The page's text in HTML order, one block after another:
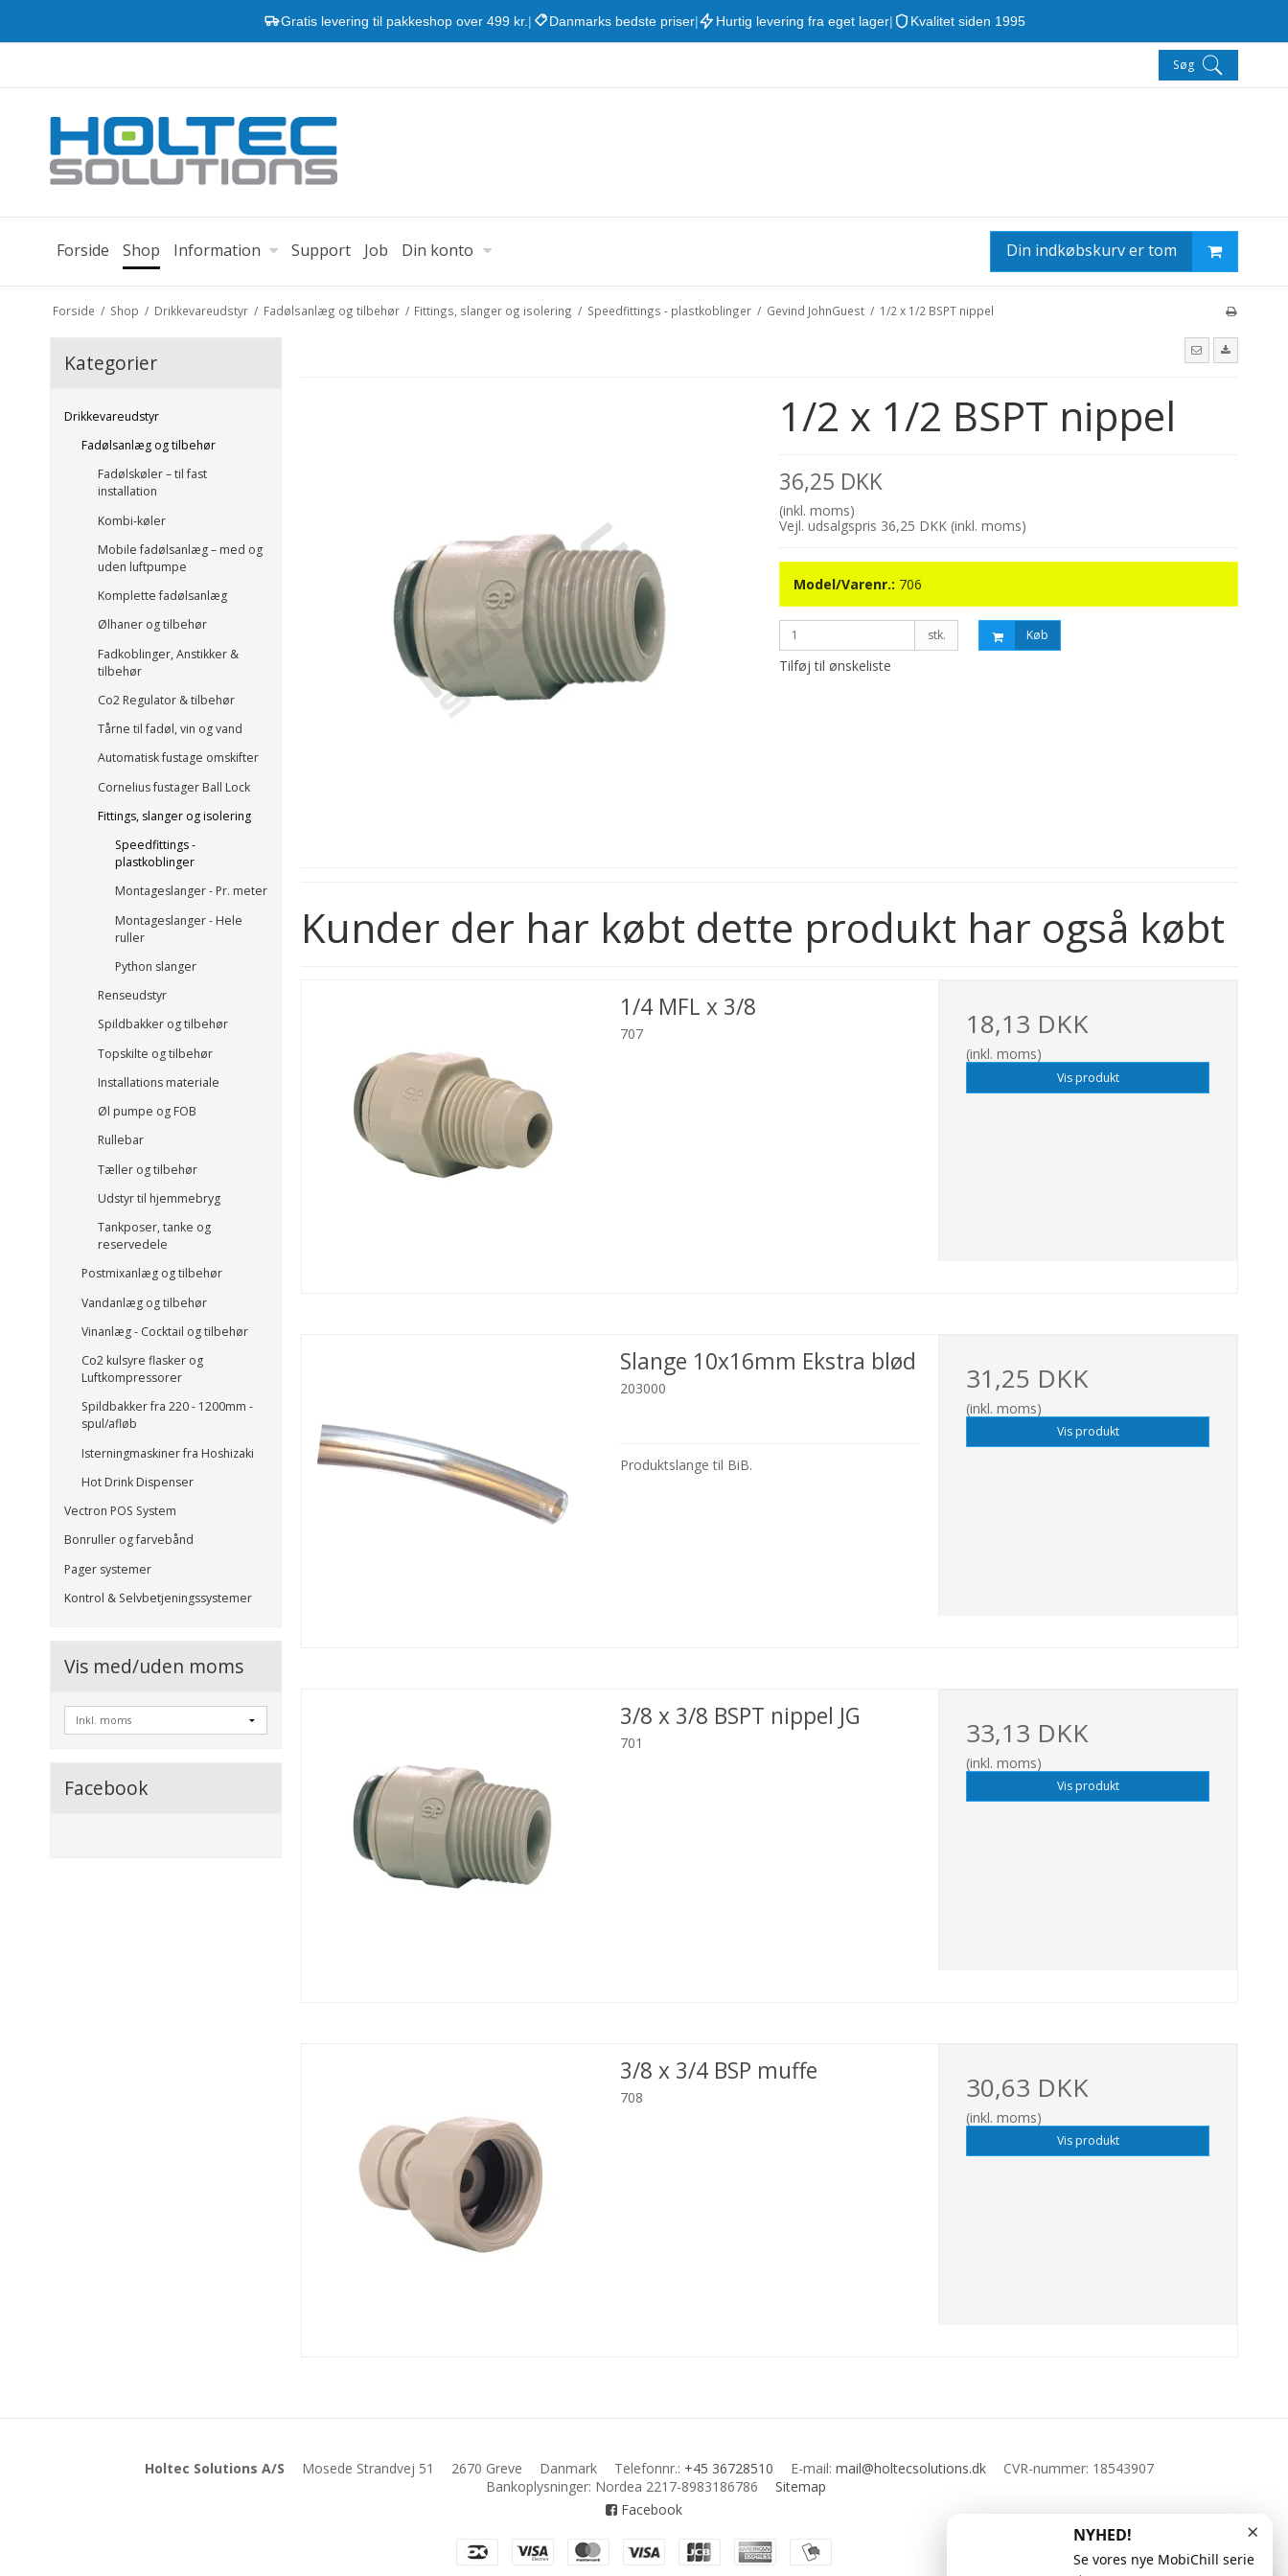
Gratis levering til pakkeshop over 499 kr. | Danmarks bedste priser| Hurtig levering fra eget lager| Kvalitet siden 1995
Søg
Forside Shop Information Support Job Din konto Din indkøbskurv er tom
Forside / Shop / Drikkevareudstyr / Fadølsanlæg og tilbehør / Fittings, slanger og isolering / Speedfittings - plastkoblinger / Gevind JohnGuest / 1/2 x 1/2 BSPT nippel
Kategorier
Drikkevareudstyr
Fadølsanlæg og tilbehør
Fadølskøler – til fast
installation
Kombi-køler
Mobile fadølsanlæg – med og
uden luftpumpe
Komplette fadølsanlæg
Ølhaner og tilbehør
Fadkoblinger, Anstikker &
tilbehør
Co2 Regulator & tilbehør
Tårne til fadøl, vin og vand
Automatisk fustage omskifter
Cornelius fustager Ball Lock
Fittings, slanger og isolering
Speedfittings -
plastkoblinger
Montageslanger - Pr. meter
Montageslanger - Hele
ruller
Python slanger
Renseudstyr
Spildbakker og tilbehør
Topskilte og tilbehør
Installations materiale
Øl pumpe og FOB
Rullebar
Tæller og tilbehør
Udstyr til hjemmebryg
Tankposer, tanke og
reservedele
Postmixanlæg og tilbehør
Vandanlæg og tilbehør
Vinanlæg - Cocktail og tilbehør
Co2 kulsyre flasker og
Luftkompressorer
Spildbakker fra 220 - 1200mm -
spul/afløb
Isterningmaskiner fra Hoshizaki
Hot Drink Dispenser
Vectron POS System
Bonruller og farvebånd
Pager systemer
Kontrol & Selvbetjeningssystemer
Vis med/uden moms
Facebook
1/2 x 1/2 BSPT nippel
36,25 DKK
(inkl. moms)
Vejl. udsalgspris 36,25 DKK (inkl. moms)
Model/Varenr.: 706
stk. Køb
Tilføj til ønskeliste
Kunder der har købt dette produkt har også købt
1/4 MFL x 3/8
707 18,13 DKK
(inkl. moms)
Vis produkt
Slange 10x16mm Ekstra blød
203000
Produktslange til BiB.
31,25 DKK
(inkl. moms)
Vis produkt
3/8 x 3/8 BSPT nippel JG
701 33,13 DKK
(inkl. moms)
Vis produkt
3/8 x 3/4 BSP muffe
708 30,63 DKK
(inkl. moms)
Vis produkt
Holtec Solutions A/S Mosede Strandvej 51 2670 Greve Danmark Telefonnr.: +45 36728510 E-mail: mail@holtecsolutions.dk CVR-nummer: 18543907
Bankoplysninger: Nordea 2217-8983186786
Sitemap
Facebook
×
NYHED!
Se vores nye MobiChill serie